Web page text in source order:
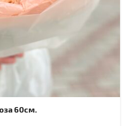
60см.